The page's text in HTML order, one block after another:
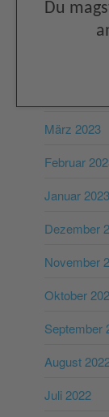
März 2023
Februar
Januar 2023
Dezember
November
Oktober
September
August
Juli 2022
Du